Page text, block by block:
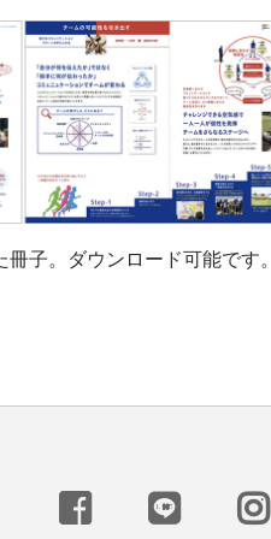
子。ダウンロード可能です。